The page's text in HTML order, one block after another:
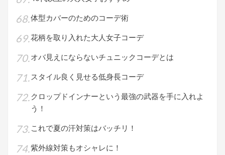
体型カバーのためのコーデ術
花柄を取り入れた大人女子コーデ
オバ見えにならないチュニックコーデとは
スタイル良く見せる低身長コーデ
クロップドインナーという最強の武器を手に入れよ
う！
これで夏の汗対策はバッチリ！
紫外線対策もオシャレに！